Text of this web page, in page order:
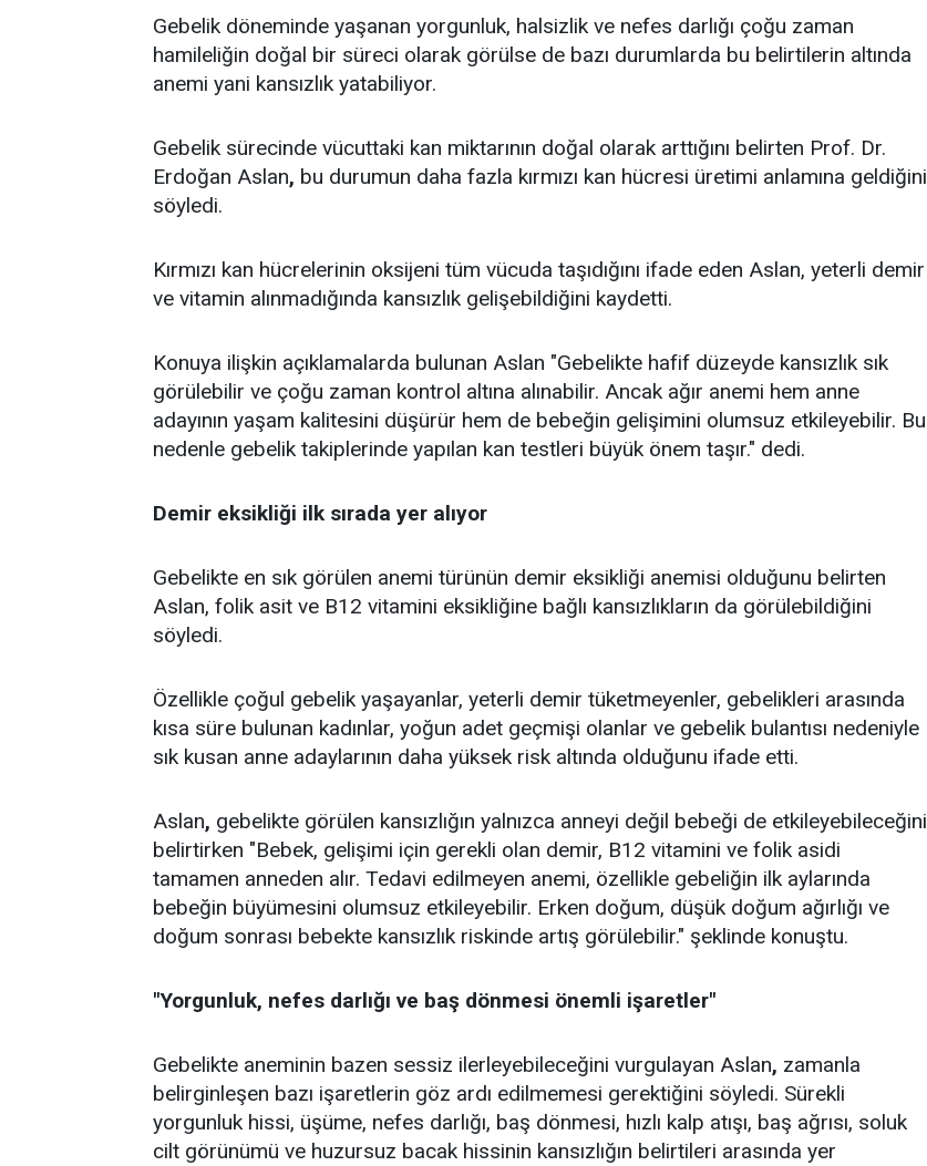
Gebelik döneminde yaşanan yorgunluk, halsizlik ve nefes darlığı çoğu zaman
hamileliğin doğal bir süreci olarak görülse de bazı durumlarda bu belirtilerin altında
anemi yani kansızlık yatabiliyor.
Gebelik sürecinde vücuttaki kan miktarının doğal olarak arttığını belirten Prof. Dr.
Erdoğan Aslan, bu durumun daha fazla kırmızı kan hücresi üretimi anlamına geldiğini
söyledi.
Kırmızı kan hücrelerinin oksijeni tüm vücuda taşıdığını ifade eden Aslan, yeterli demir
ve vitamin alınmadığında kansızlık gelişebildiğini kaydetti.
Konuya ilişkin açıklamalarda bulunan Aslan "Gebelikte hafif düzeyde kansızlık sık
görülebilir ve çoğu zaman kontrol altına alınabilir. Ancak ağır anemi hem anne
adayının yaşam kalitesini düşürür hem de bebeğin gelişimini olumsuz etkileyebilir. Bu
nedenle gebelik takiplerinde yapılan kan testleri büyük önem taşır." dedi.
Demir eksikliği ilk sırada yer alıyor
Gebelikte en sık görülen anemi türünün demir eksikliği anemisi olduğunu belirten
Aslan, folik asit ve B12 vitamini eksikliğine bağlı kansızlıkların da görülebildiğini
söyledi.
Özellikle çoğul gebelik yaşayanlar, yeterli demir tüketmeyenler, gebelikleri arasında
kısa süre bulunan kadınlar, yoğun adet geçmişi olanlar ve gebelik bulantısı nedeniyle
sık kusan anne adaylarının daha yüksek risk altında olduğunu ifade etti.
Aslan, gebelikte görülen kansızlığın yalnızca anneyi değil bebeği de etkileyebileceğini
belirtirken "Bebek, gelişimi için gerekli olan demir, B12 vitamini ve folik asidi
tamamen anneden alır. Tedavi edilmeyen anemi, özellikle gebeliğin ilk aylarında
bebeğin büyümesini olumsuz etkileyebilir. Erken doğum, düşük doğum ağırlığı ve
doğum sonrası bebekte kansızlık riskinde artış görülebilir." şeklinde konuştu.
"Yorgunluk, nefes darlığı ve baş dönmesi önemli işaretler"
Gebelikte aneminin bazen sessiz ilerleyebileceğini vurgulayan Aslan, zamanla
belirginleşen bazı işaretlerin göz ardı edilmemesi gerektiğini söyledi. Sürekli
yorgunluk hissi, üşüme, nefes darlığı, baş dönmesi, hızlı kalp atışı, baş ağrısı, soluk
cilt görünümü ve huzursuz bacak hissinin kansızlığın belirtileri arasında yer